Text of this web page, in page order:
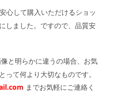
心して購入いただけるショッ
しました。ですので、品質安
と明らかに違うの場合、お気
て何より大切なものです。
までお気軽にご連絡く